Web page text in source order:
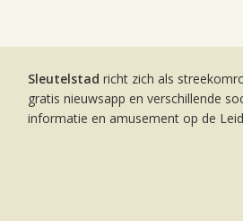
Sleutelstad richt zich als
gratis nieuwsapp en verschillende
informatie en amusement op de